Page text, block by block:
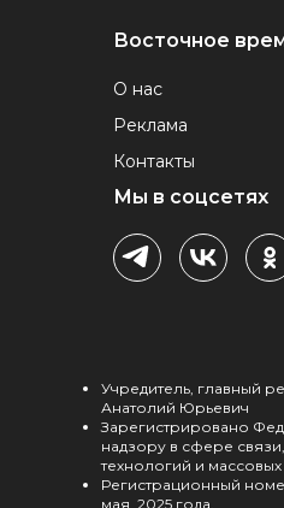
Восточное
О нас
Реклама
Контакты
Мы в соцсетях
Учредитель, главный
Анатолий Юрьевич
Зарегистрировано
надзору в сфере
технологий и
Регистрационный
мая 2025 года.